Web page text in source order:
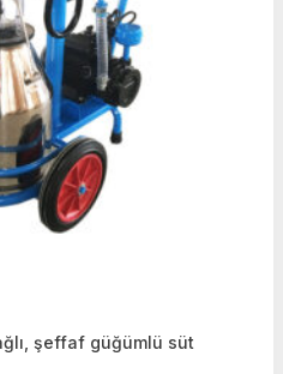
şeffaf güğümlü süt